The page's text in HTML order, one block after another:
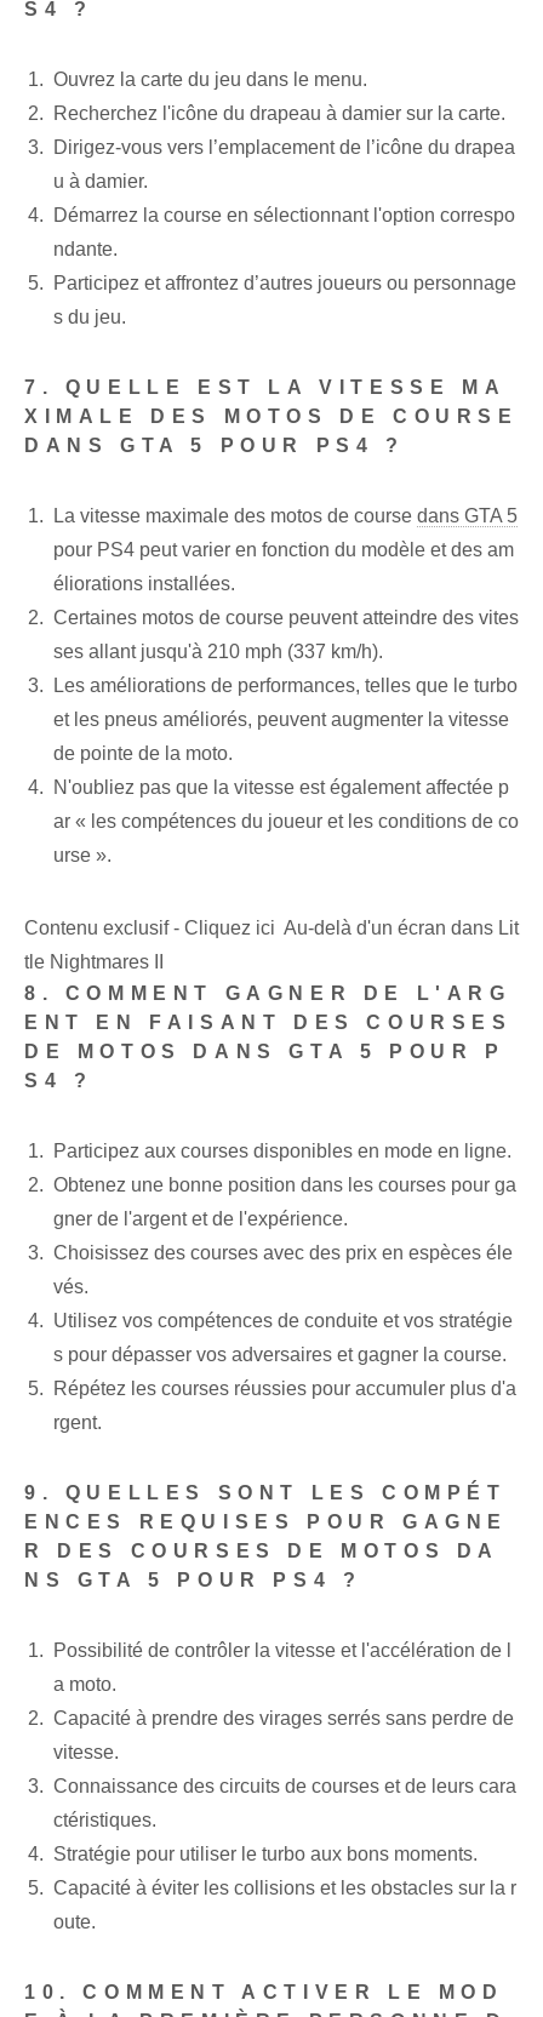
S4 ?
Ouvrez la carte du jeu ‌dans le menu.
Recherchez l'icône du drapeau à damier sur la carte.
Dirigez-vous vers l’emplacement de l’icône du drapea
u à damier.
Démarrez la course en sélectionnant l'option correspo
ndante.
Participez et affrontez d’autres joueurs ou personnage
s du jeu.
7. QUELLE EST LA VITESSE MA
XIMALE DES MOTOS DE COURSE
DANS GTA 5 POUR PS4 ?
La vitesse maximale des motos de course dans GTA 5
pour PS4 peut varier en fonction du modèle et des am
éliorations installées.
Certaines motos de course peuvent atteindre des vites
ses allant jusqu'à 210 mph (337 km/h).
Les améliorations de performances, telles que le turbo
et les pneus améliorés, peuvent augmenter la vitesse
de pointe de la moto.
N'oubliez pas⁤ que la vitesse est également affectée p
ar « les compétences du joueur et les conditions de co
urse ».
Contenu exclusif - Cliquez ici Au-delà d'un écran dans Lit
tle Nightmares II
8. COMMENT GAGNER DE L'ARG
ENT EN FAISANT DES COURSES
DE MOTOS DANS‍ GTA‌ 5 POUR ‌P
S4 ?
Participez aux courses disponibles en mode en ligne.
Obtenez une bonne position dans les courses pour ga
gner de l'argent et de l'expérience.
Choisissez des courses avec des prix en espèces éle
vés.
Utilisez vos compétences de conduite et vos stratégie
s pour dépasser vos adversaires et gagner la course.
Répétez les courses réussies pour accumuler plus d'a
rgent.
9. QUELLES SONT LES COMPÉT
ENCES REQUISES POUR GAGNE
R DES COURSES DE MOTOS DA
NS GTA 5 POUR PS4 ?
Possibilité de contrôler la vitesse et l'accélération de l
a moto.
Capacité à prendre des virages serrés sans perdre de
vitesse.
Connaissance des circuits de courses ‌et de leurs cara
ctéristiques.
Stratégie pour utiliser le turbo aux bons moments.
Capacité à éviter les collisions et les obstacles sur la r
oute.
10. COMMENT ACTIVER LE MOD